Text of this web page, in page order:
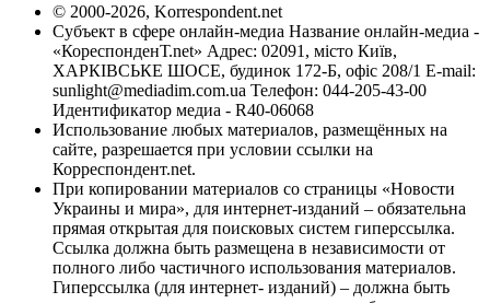
© 2000-2026, Korrespondent.net
Субъект в сфере онлайн-медиа Название онлайн-медиа -
«КореспонденТ.net» Адрес: 02091, місто Київ,
ХАРКІВСЬКЕ ШОСЕ, будинок 172-Б, офіс 208/1 E-mail:
sunlight@mediadim.com.ua Телефон: 044-205-43-00
Идентификатор медиа - R40-06068
Использование любых материалов, размещённых на
сайте, разрешается при условии ссылки на
Корреспондент.net.
При копировании материалов со страницы «Новости
Украины и мира», для интернет-изданий – обязательна
прямая открытая для поисковых систем гиперссылка.
Ссылка должна быть размещена в независимости от
полного либо частичного использования материалов.
Гиперссылка (для интернет- изданий) – должна быть